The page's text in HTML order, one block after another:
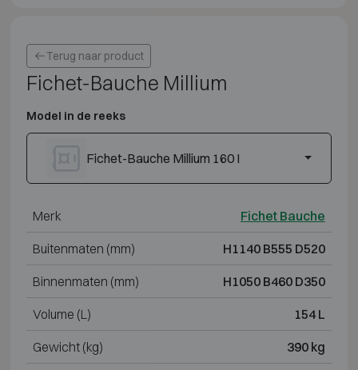
Terug naar product
Fichet-Bauche Millium
Model in de reeks
Fichet-Bauche Millium 160 I
Merk Fichet Bauche
Buitenmaten (mm) H1140 B555 D520
Binnenmaten (mm) H1050 B460 D350
Volume (L) 154 L
Gewicht (kg) 390 kg